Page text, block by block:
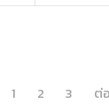
1 2 3 ต่